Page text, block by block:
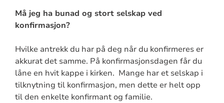
Må jeg ha bunad og stort selskap ved
konfirmasjon?
Hvilke antrekk du har på deg når du konfirmeres er
akkurat det samme. På konfirmasjonsdagen får du
låne en hvit kappe i kirken. Mange har et selskap i
tilknytning til konfirmasjon, men dette er helt opp
til den enkelte konfirmant og familie.